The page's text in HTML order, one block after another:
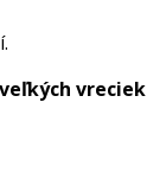
vreciek